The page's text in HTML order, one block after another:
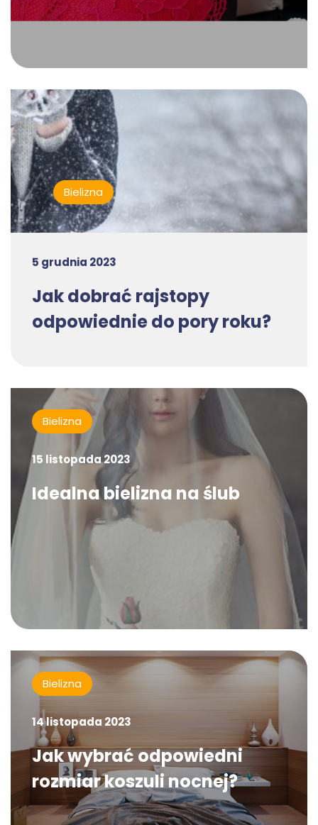
Bielizna
5 grudnia 2023
Jak dobrać rajstopy
odpowiednie do pory roku?
Bielizna
15 listopada 2023
Idealna bielizna na ślub
Bielizna
14 listopada 2023
Jak wybrać odpowiedni
rozmiar koszuli nocnej?